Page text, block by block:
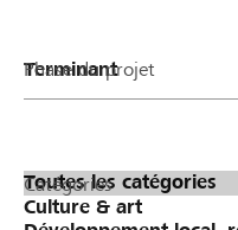
Phase du projet
Catégories